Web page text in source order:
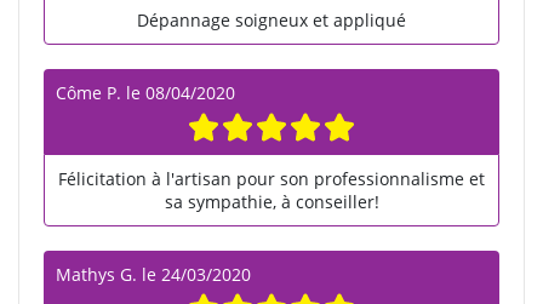
Dépannage soigneux et appliqué
Côme P. le 08/04/2020
Félicitation à l'artisan pour son professionnalisme et
sa sympathie, à conseiller!
Mathys G. le 24/03/2020